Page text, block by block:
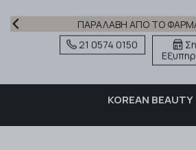
ΔΩΡΕΑΝ ΜΕΤΑΦΟΡΙΚΑ ΓΙΑ
21 0574 0150
KOREAN BEAUTY